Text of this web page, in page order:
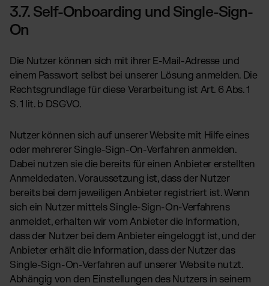
3.7. Self-Onboarding und Single-Sign-
On
Die Nutzer können sich mit ihrer E-Mail-Adresse und
einem Passwort selbst bei unserer Lösung anmelden. Die
Rechtsgrundlage für diese Verarbeitung ist Art. 6 Abs. 1
S. 1 lit. b DSGVO.
Nutzer können sich auf unserer Website mit Hilfe eines
oder mehrerer Single-Sign-On-Verfahren anmelden.
Dabei nutzen sie die bereits für einen Anbieter erstellten
Anmeldedaten. Voraussetzung ist, dass der Nutzer
bereits bei dem jeweiligen Anbieter registriert ist. Wenn
sich ein Nutzer mittels Single-Sign-On-Verfahrens
anmeldet, erhalten wir vom Anbieter die Information,
dass der Nutzer bei dem Anbieter eingeloggt ist, und der
Anbieter erhält die Information, dass der Nutzer das
Single-Sign-On-Verfahren auf unserer Website nutzt.
Abhängig von den Einstellungen des Nutzers in seinem